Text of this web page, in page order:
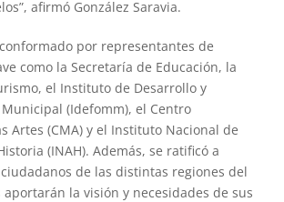
afirmó González Saravia.
por representantes de
como la Secretaría de Educación, la
el Instituto de Desarrollo y
(Idefomm), el Centro
Artes (CMA) y el Instituto Nacional de
(INAH). Además, se ratificó a
de las distintas regiones del
la visión y necesidades de sus